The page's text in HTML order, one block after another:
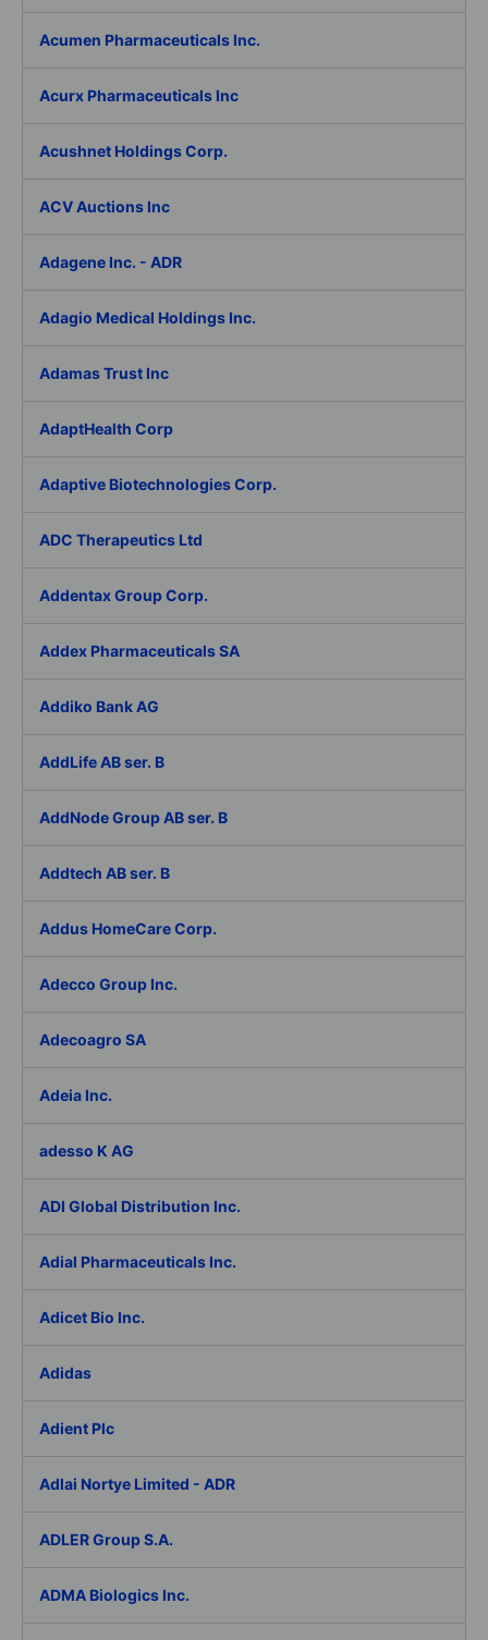
Acumen Pharmaceuticals Inc.
Acurx Pharmaceuticals Inc
Acushnet Holdings Corp.
ACV Auctions Inc
Adagene Inc. - ADR
Adagio Medical Holdings Inc.
Adamas Trust Inc
AdaptHealth Corp
Adaptive Biotechnologies Corp.
ADC Therapeutics Ltd
Addentax Group Corp.
Addex Pharmaceuticals SA
Addiko Bank AG
AddLife AB ser. B
AddNode Group AB ser. B
Addtech AB ser. B
Addus HomeCare Corp.
Adecco Group Inc.
Adecoagro SA
Adeia Inc.
adesso K AG
ADI Global Distribution Inc.
Adial Pharmaceuticals Inc.
Adicet Bio Inc.
Adidas
Adient Plc
Adlai Nortye Limited - ADR
ADLER Group S.A.
ADMA Biologics Inc.